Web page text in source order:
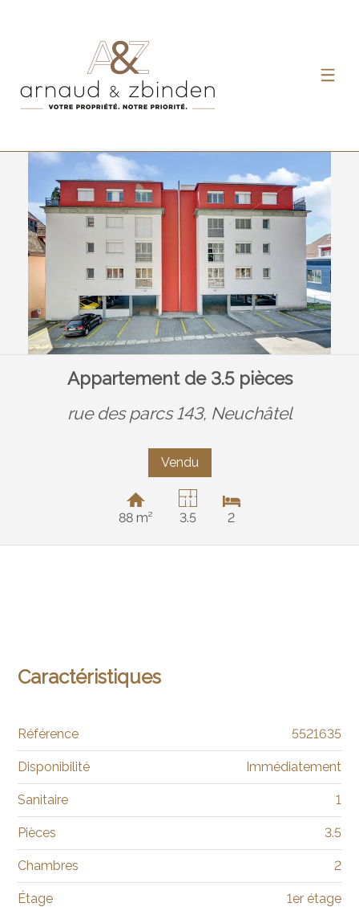
Appartement de 3.5 pièces
rue des parcs 143, Neuchâtel
Vendu
88 m² 3.5 2
Caractéristiques
Référence 5521635
Disponibilité Immédiatement
Sanitaire 1
Pièces 3.5
Chambres 2
Étage 1er étage